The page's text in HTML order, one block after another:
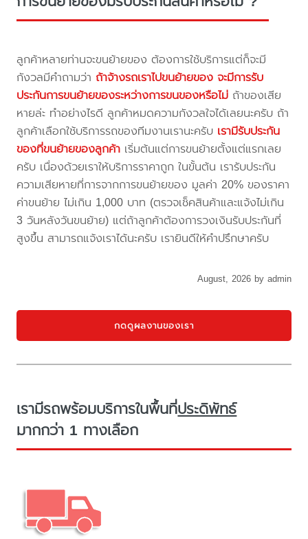
ลูกค้าหลายท่านจะขนย้ายของ ต้องการใช้บริการแต่ก็จะมี
กังวลมีคำถามว่า ถ้าจ้างรถเราไปขนย้ายของ จะมีการรับ
ประกันการขนย้ายของระหว่างการขนของหรือไม่ ถ้าของเสีย
หายล่ะ ทำอย่างไรดี ลูกค้าหมดความกังวลใจได้เลยนะครับ ถ้า
ลูกค้าเลือกใช้บริการรถของทีมงานเรานะครับ เรามีรับประกัน
ของที่ขนย้ายของลูกค้า เริ่มต้นแต่การขนย้ายตั้งแต่แรกเลย
ครับ เนื่องด้วยเราให้บริการราคาถูก ในขั้นต้น เรารับประกัน
ความเสียหายที่การจากการขนย้ายของ มูลค่า 20% ของราคา
ค่าขนย้าย ไม่เกิน 1,000 บาท (ตรวจเช็คสินค้าและแจ้งไม่เกิน
3 วันหลังวันขนย้าย) แต่ถ้าลูกค้าต้องการวงเงินรับประกันที่
สูงขึ้น สามารถแจ้งเราได้นะครับ เรายินดีให้คำปรึกษาครับ
August, 2026 by admin
กดดูผลงานของเรา
เรามีรถพร้อมบริการในพื้นที่ประดิพัทธ์
มากกว่า 1 ทางเลือก